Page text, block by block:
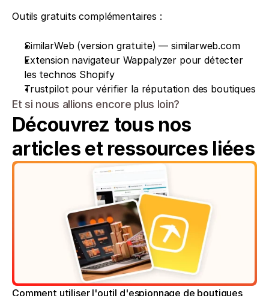
Outils gratuits complémentaires :
SimilarWeb (version gratuite) — similarweb.com
Extension navigateur Wappalyzer pour détecter
les technos Shopify
Trustpilot pour vérifier la réputation des boutiques
Et si nous allions encore plus loin?
Découvrez tous nos
articles et ressources liées
Comment utiliser l'outil d'espionnage de boutiques